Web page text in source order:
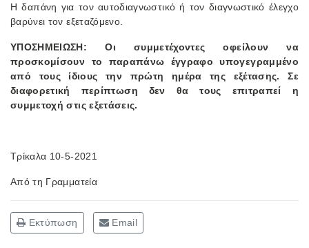
Η δαπάνη για τον αυτοδιαγνωστικό ή τον διαγνωστικό έλεγχο
βαρύνει τον εξεταζόμενο.
ΥΠΟΣΗΜΕΙΩΣΗ: Οι συμμετέχοντες οφείλουν να
προσκομίσουν το παραπάνω έγγραφο υπογεγραμμένο
από τους ίδιους την πρώτη ημέρα της εξέτασης. Σε
διαφορετική περίπτωση δεν θα τους επιτραπεί η
συμμετοχή στις εξετάσεις.
Τρίκαλα 10-5-2021
Από τη Γραμματεία
Εκτύπωση Email